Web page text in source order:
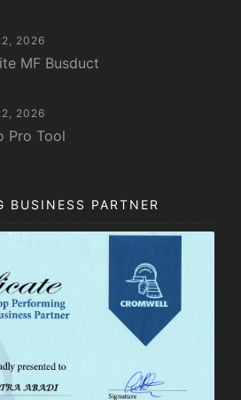
2026
MF Busduct
2026
Pro Tool
BUSINESS PARTNER